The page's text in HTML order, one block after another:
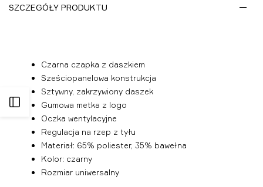
Otwórz
panel
boczny
życzeń
SZCZEGÓŁY PRODUKTU
Czarna czapka z daszkiem
Sześciopanelowa konstrukcja
Sztywny, zakrzywiony daszek
Gumowa metka z logo
Oczka wentylacyjne
Regulacja na rzep z tyłu
Materiał: 65% poliester, 35% bawełna
Kolor: czarny
Rozmiar uniwersalny